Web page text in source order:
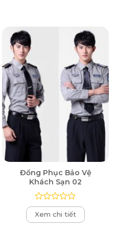
Đồng Phục Bảo Vệ
Khách Sạn 02
Được
xếp
hạng
Xem chi tiết